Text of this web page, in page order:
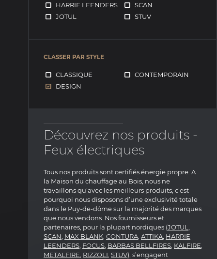
HARRIE LEENDERS
JOTUL
SCAN
STUV
CLASSER PAR STYLE
CLASSIQUE
CONTEMPORAIN
DESIGN
Découvrez nos produits -
Feux électriques
Tous nos produits sont certifiés énergie propre. A
la Maison du chauffage au Bois, nous ne
travaillons qu’avec les meilleurs produits, c’est
pourquoi nous disposons d’une exclusivité totale
dans le Puy-de-dôme sur la majorité des marques
que nous vendons. Nos fournisseurs et
partenaires, pour la plupart nordiques (JOTUL
SCAN MAX BLANK CONTURA ATTIKA HARRIE
LEENDERS FOCUS BARBAS BELLFIRES KALFIRE
METALFIRE RIZZOLI STUV), s’engagent